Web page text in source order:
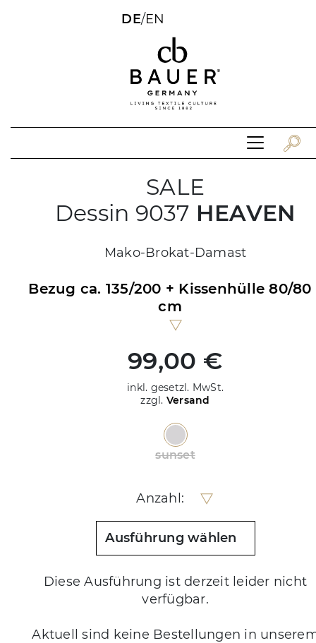
DE/EN
SALE
Dessin 9037 HEAVEN
Mako-Brokat-Damast
Bezug ca. 135/200 + Kissenhülle 80/80
cm
99,00 €
inkl. gesetzl. MwSt.
zzgl. Versand
sunset
Anzahl:
Ausführung wählen
Diese Ausführung ist derzeit leider nicht
verfügbar.
Aktuell sind keine Bestellungen in